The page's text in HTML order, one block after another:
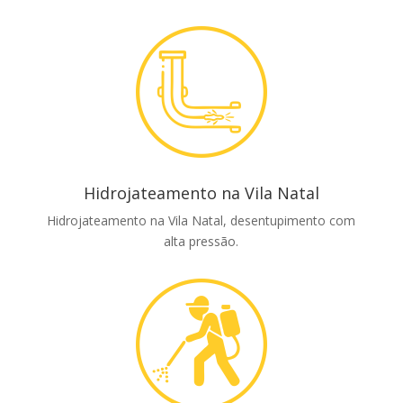
Hidrojateamento na Vila Natal
Hidrojateamento na Vila Natal, desentupimento com
alta pressão.